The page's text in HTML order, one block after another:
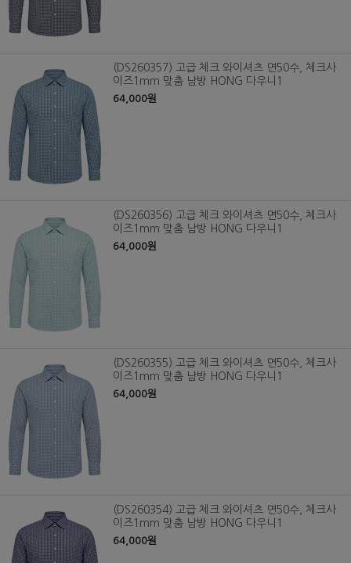
(DS260357) 고급 체크 와이셔츠 면50수, 체크사
이즈1mm 맞춤 남방 HONG 다우니1
64,000원
(DS260356) 고급 체크 와이셔츠 면50수, 체크사
이즈1mm 맞춤 남방 HONG 다우니1
64,000원
(DS260355) 고급 체크 와이셔츠 면50수, 체크사
이즈1mm 맞춤 남방 HONG 다우니1
64,000원
(DS260354) 고급 체크 와이셔츠 면50수, 체크사
이즈1mm 맞춤 남방 HONG 다우니1
64,000원